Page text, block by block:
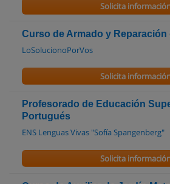
Solicita
Curso de Armado y Reparación
LoSolucionoPorVos
Solicita
Profesorado de Educación
Portugués
ENS Lenguas Vivas "Sofía Spangenberg"
Solicita